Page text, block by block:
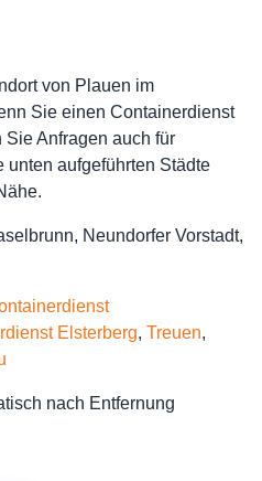
von Plauen im
Sie einen Containerdienst
Anfragen auch für
unten aufgeführten Städte
Neundorfer Vorstadt,
Elsterberg, Treuen,
nach Entfernung